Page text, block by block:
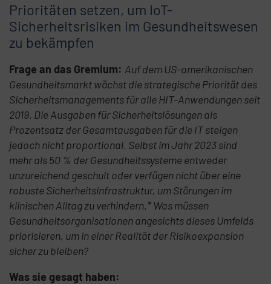
Prioritäten setzen, um IoT-
Sicherheitsrisiken im Gesundheitswesen
zu bekämpfen
Frage an das Gremium: Auf dem US-amerikanischen
Gesundheitsmarkt wächst die strategische Priorität des
Sicherheitsmanagements für alle HIT-Anwendungen seit
2019. Die Ausgaben für Sicherheitslösungen als
Prozentsatz der Gesamtausgaben für die IT steigen
jedoch nicht proportional. Selbst im Jahr 2023 sind
mehr als 50 % der Gesundheitssysteme entweder
unzureichend geschult oder verfügen nicht über eine
robuste Sicherheitsinfrastruktur, um Störungen im
klinischen Alltag zu verhindern.* Was müssen
Gesundheitsorganisationen angesichts dieses Umfelds
priorisieren, um in einer Realität der Risikoexpansion
sicher zu bleiben?
Was sie gesagt haben: